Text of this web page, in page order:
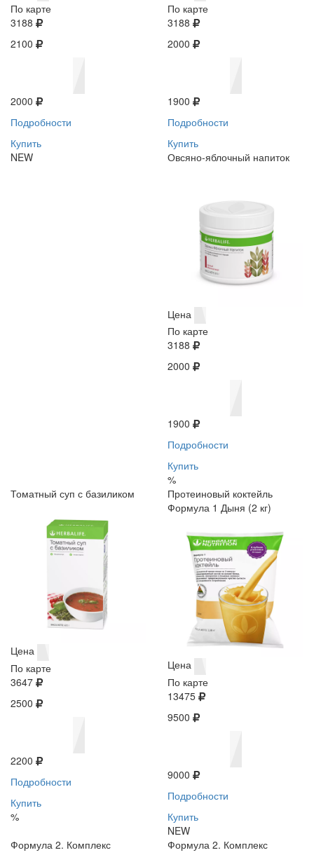
По карте
3188
2100
2000
Подробности
Купить
NEW
По карте
3188
2000
1900
Подробности
Купить
Овсяно-яблочный напиток
Цена
По карте
3188
2000
1900
Подробности
Купить
%
Томатный суп с базиликом
Цена
По карте
3647
2500
2200
Подробности
Купить
%
Протеиновый коктейль
Формула 1 Дыня (2 кг)
Цена
По карте
13475
9500
9000
Подробности
Купить
NEW
Формула 2. Комплекс
Формула 2. Комплекс